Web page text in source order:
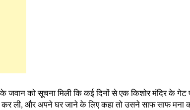
जवान को सूचना मिली कि कई दिनों से एक किशोर मंदिर के गेट
ली, और अपने घर जाने के लिए कहा तो उसने साफ साफ मना